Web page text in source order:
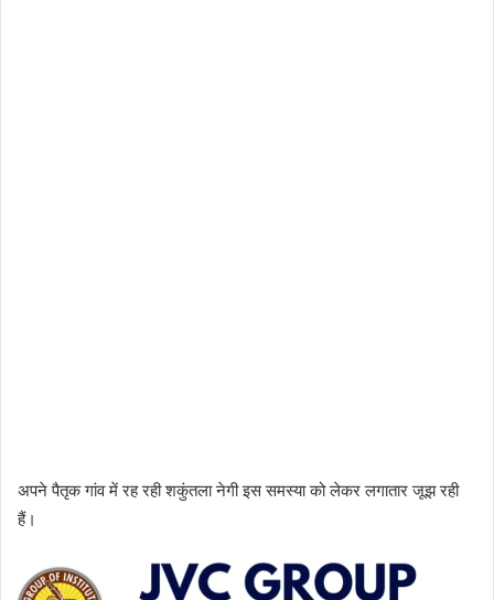
अपने पैतृक गांव में रह रही शकुंतला नेगी इस समस्या को लेकर लगातार जूझ रही
हैं।